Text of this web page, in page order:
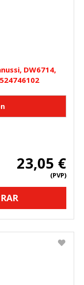
DW6714,
23,05 €
(PVP)